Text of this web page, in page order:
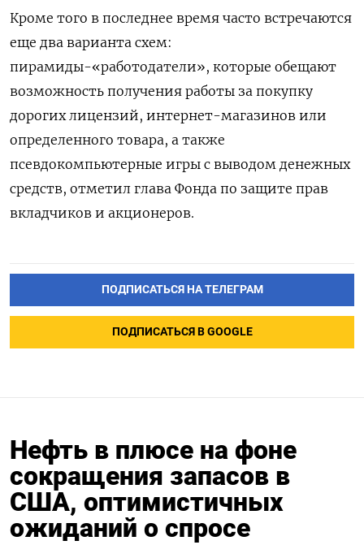
Кроме того в последнее время часто встречаются
еще два варианта схем:
пирамиды-«работодатели», которые обещают
возможность получения работы за покупку
дорогих лицензий, интернет-магазинов или
определенного товара, а также
псевдокомпьютерные игры с выводом денежных
средств, отметил глава Фонда по защите прав
вкладчиков и акционеров.
ПОДПИСАТЬСЯ НА ТЕЛЕГРАМ
ПОДПИСАТЬСЯ В GOOGLE
Нефть в плюсе на фоне
сокращения запасов в
США, оптимистичных
ожиданий о спросе